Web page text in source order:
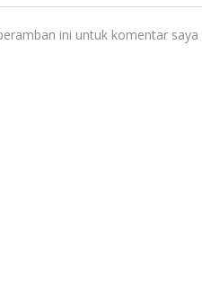
ini untuk komentar saya